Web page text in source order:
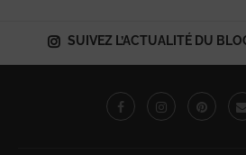
SUIVEZ L’ACTUALITÉ DU